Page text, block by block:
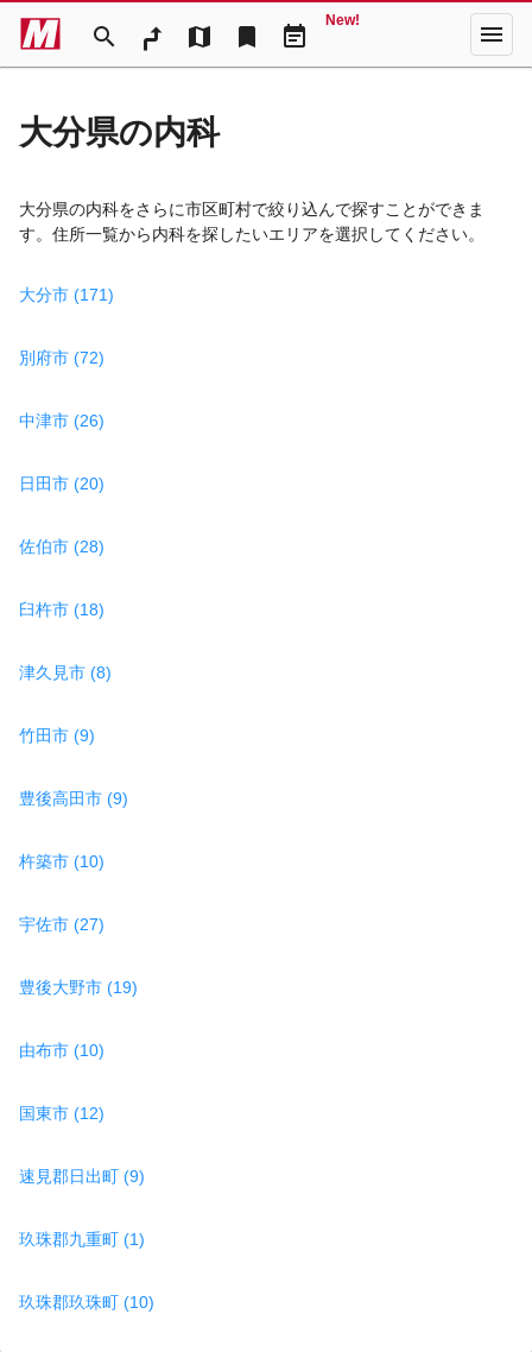
search map bookmark event_note
New! menu
大分県の内科
大分県の内科をさらに市区町村で絞り込んで探すことができま
す。住所一覧から内科を探したいエリアを選択してください。
大分市 (171)
別府市 (72)
中津市 (26)
日田市 (20)
佐伯市 (28)
臼杵市 (18)
津久見市 (8)
竹田市 (9)
豊後高田市 (9)
杵築市 (10)
宇佐市 (27)
豊後大野市 (19)
由布市 (10)
国東市 (12)
速見郡日出町 (9)
玖珠郡九重町 (1)
玖珠郡玖珠町 (10)